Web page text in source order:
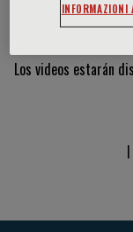
Vídeos y
Los videos estarán
INFORMAZIONI